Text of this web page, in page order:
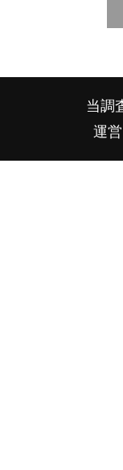
当調
運